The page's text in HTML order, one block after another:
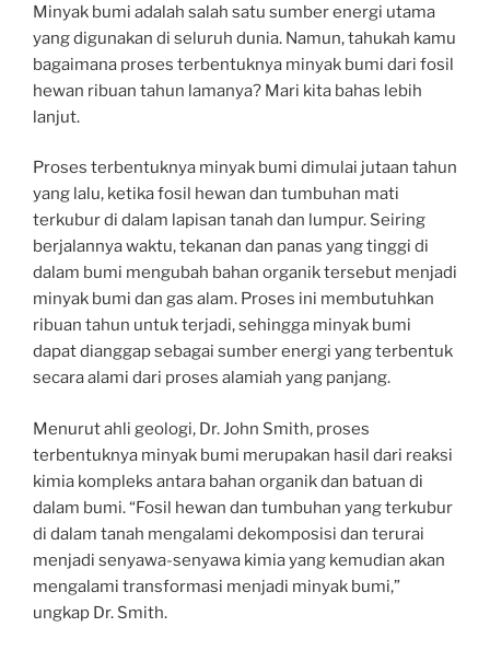
Minyak bumi adalah salah satu sumber energi utama
yang digunakan di seluruh dunia. Namun, tahukah kamu
bagaimana proses terbentuknya minyak bumi dari fosil
hewan ribuan tahun lamanya? Mari kita bahas lebih
lanjut.
Proses terbentuknya minyak bumi dimulai jutaan tahun
yang lalu, ketika fosil hewan dan tumbuhan mati
terkubur di dalam lapisan tanah dan lumpur. Seiring
berjalannya waktu, tekanan dan panas yang tinggi di
dalam bumi mengubah bahan organik tersebut menjadi
minyak bumi dan gas alam. Proses ini membutuhkan
ribuan tahun untuk terjadi, sehingga minyak bumi
dapat dianggap sebagai sumber energi yang terbentuk
secara alami dari proses alamiah yang panjang.
Menurut ahli geologi, Dr. John Smith, proses
terbentuknya minyak bumi merupakan hasil dari reaksi
kimia kompleks antara bahan organik dan batuan di
dalam bumi. “Fosil hewan dan tumbuhan yang terkubur
di dalam tanah mengalami dekomposisi dan terurai
menjadi senyawa-senyawa kimia yang kemudian akan
mengalami transformasi menjadi minyak bumi,”
ungkap Dr. Smith.